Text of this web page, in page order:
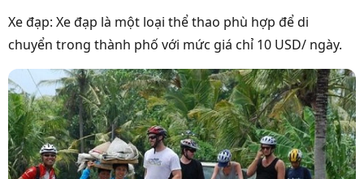
Xe đạp: Xe đạp là một loại thể thao phù hợp để di
chuyển trong thành phố với mức giá chỉ 10 USD/ ngày.